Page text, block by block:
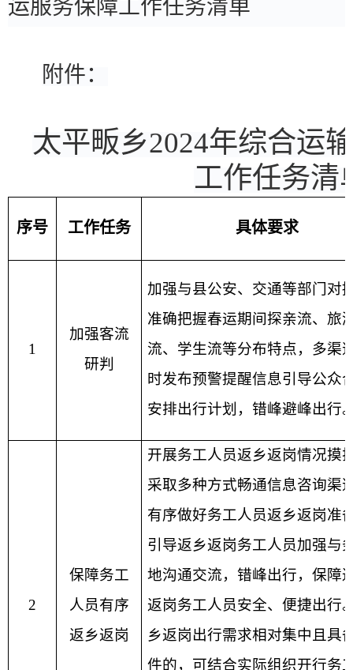
运服务保障工作任务清单
附件：
太平畈乡2024年综合运
工作任务清
序号 工作任务 具体要求
1
加强客流
研判
加强与县公安、交通等部门对
准确把握春运期间探亲流、旅
流、学生流等分布特点，多渠
时发布预警提醒信息引导公众
安排出行计划，错峰避峰出行
2
保障务工
人员有序
返乡返岗
开展务工人员返乡返岗情况摸
采取多种方式畅通信息咨询渠
有序做好务工人员返乡返岗准
引导返乡返岗务工人员加强与
地沟通交流，错峰出行，保障
返岗务工人员安全、便捷出行
乡返岗出行需求相对集中且具
件的，可结合实际组织开行务